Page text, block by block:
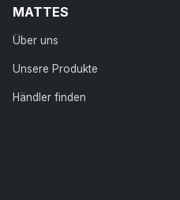
MATTES
Über uns
Unsere Produkte
Händler finden